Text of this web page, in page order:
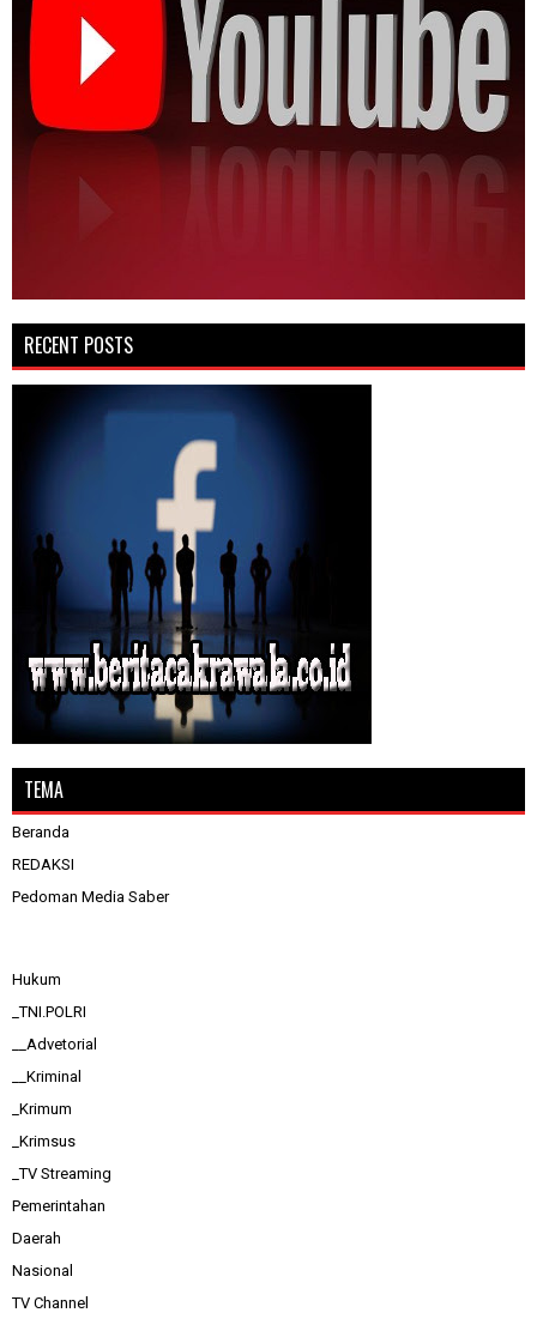
RECENT POSTS
TEMA
Beranda
REDAKSI
Pedoman Media Saber
Hukum
_TNI.POLRI
__Advetorial
__Kriminal
_Krimum
_Krimsus
_TV Streaming
Pemerintahan
Daerah
Nasional
TV Channel